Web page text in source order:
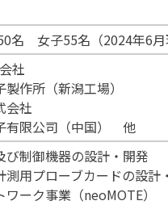
女子55名（2024年6月
社
作所（新潟工場）
会社
有限公司（中国） 他
び制御機器の設計・開発
測用プローブカードの設計
ーク事業（neoMOTE）